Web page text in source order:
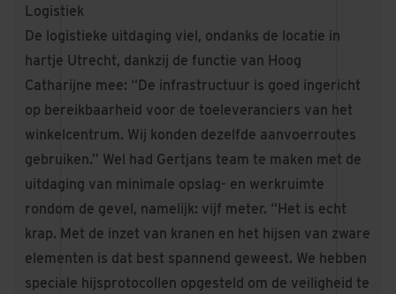
Logistiek
De logistieke uitdaging viel, ondanks de locatie in
hartje Utrecht, dankzij de functie van Hoog
Catharijne mee: “De infrastructuur is goed ingericht
op bereikbaarheid voor de toeleveranciers van het
winkelcentrum. Wij konden dezelfde aanvoerroutes
gebruiken.” Wel had Gertjans team te maken met de
uitdaging van minimale opslag- en werkruimte
rondom de gevel, namelijk: vijf meter. “Het is echt
krap. Met de inzet van kranen en het hijsen van zware
elementen is dat best spannend geweest. We hebben
speciale hijsprotocollen opgesteld om de veiligheid te